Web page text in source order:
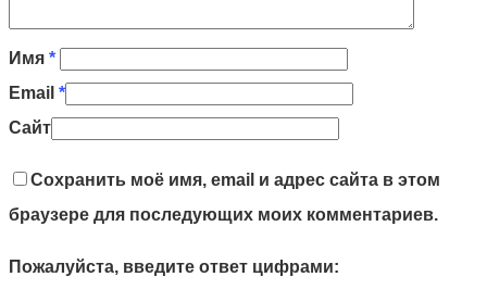
Имя *
Email *
Сайт
Сохранить моё имя, email и адрес сайта в этом
браузере для последующих моих комментариев.
Пожалуйста, введите ответ цифрами: